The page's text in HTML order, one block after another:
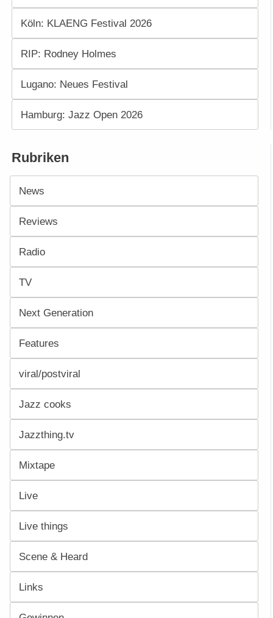
Köln: KLAENG Festival 2026
RIP: Rodney Holmes
Lugano: Neues Festival
Hamburg: Jazz Open 2026
Rubriken
News
Reviews
Radio
TV
Next Generation
Features
viral/postviral
Jazz cooks
Jazzthing.tv
Mixtape
Live
Live things
Scene & Heard
Links